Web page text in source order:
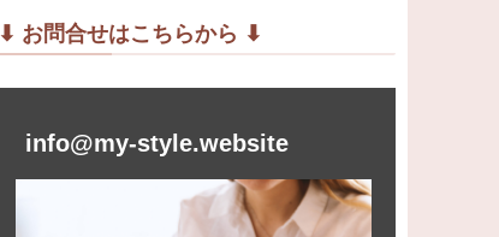
⬇︎ お問合せはこちらから ⬇︎
info@my-style.website